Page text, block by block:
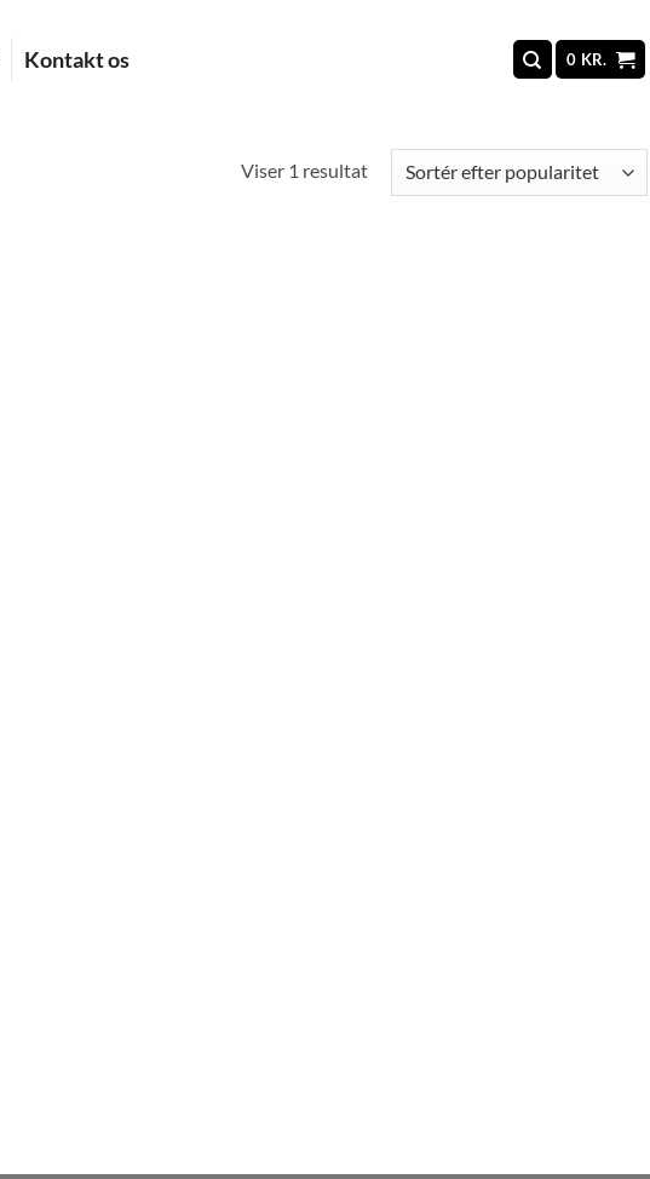
Kontakt os 0 KR.
Viser 1 resultat